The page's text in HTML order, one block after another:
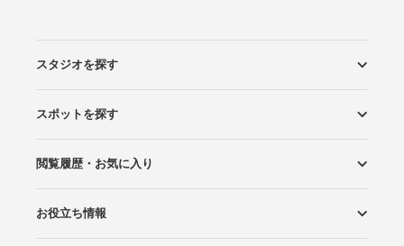
スタジオを探す
エリアから探す
こだわりから探す
NEW PHOTO STYLE
プランから探す
フォトタイプ診断
フォトグラファーから探す
国内リゾートから探す
スポットを探す
ロケーションから探す
スタジオから探す
閲覧履歴・お気に入り
閲覧スタジオ
お気に入り
お役立ち情報